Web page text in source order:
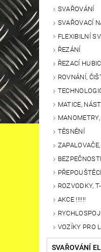
SVAŘOVÁNÍ
SVAŘOVACÍ
FLEXIBILNÍ
ŘEZÁNÍ
ŘEZACÍ
ROVNÁNÍ,
MATICE,
TĚSNĚNÍ
ROZVODKY,
AKCE !!!!!!
VOZÍKY PRO
SVAŘOVÁNÍ